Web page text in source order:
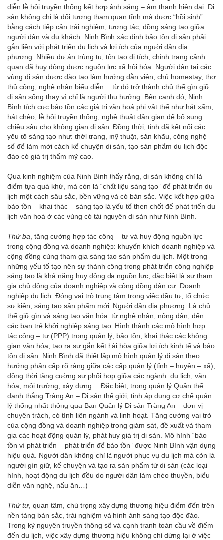
diễn lễ hội truyền thống kết hợp ánh sáng – âm thanh hiện đại. Di
sản không chỉ là đối tượng tham quan tĩnh mà được “hồi sinh”
bằng cách tiếp cận trải nghiệm, tương tác, đồng sáng tạo giữa
người dân và du khách. Ninh Bình xác định bảo tồn di sản phải
gắn liền với phát triển du lịch và lợi ích của người dân địa
phương. Nhiều dự án trùng tu, tôn tạo di tích, chỉnh trang cảnh
quan đã huy động được nguồn lực xã hội hóa. Người dân tại các
vùng di sản được đào tạo làm hướng dẫn viên, chủ homestay, thợ
thủ công, nghệ nhân biểu diễn… từ đó trở thành chủ thể gìn giữ
di sản sống thay vì chỉ là người thụ hưởng. Bên cạnh đó, Ninh
Bình tích cực bảo tồn các giá trị văn hoá phi vật thể như hát xẩm,
hát chèo, lễ hội truyền thống, nghệ thuật dân gian để bổ sung
chiều sâu cho không gian di sản. Đồng thời, tỉnh đã kết nối các
yếu tố sáng tạo như: thời trang, mỹ thuật, sân khấu, công nghệ
số để làm mới cách kể chuyện di sản, tạo sản phẩm du lịch độc
đáo có giá trị thẩm mỹ cao.
Qua kinh nghiệm của Ninh Bình thấy rằng, di sản không chỉ là
điểm tựa quá khứ, mà còn là “chất liệu sáng tạo” để phát triển du
lịch một cách sâu sắc, bền vững và có bản sắc. Việc kết hợp giữa
bảo tồn – khai thác – sáng tạo là yếu tố then chốt để phát triển du
lịch văn hoá ở các vùng có tài nguyên di sản như Ninh Bình.
Thứ ba, tăng cường hợp tác công – tư và huy động nguồn lực
trong cộng đồng và doanh nghiệp: khuyến khích doanh nghiệp và
cộng đồng cùng tham gia sáng tạo sản phẩm du lịch. Một trong
những yếu tố tạo nên sự thành công trong phát triển công nghiệp
sáng tạo là khả năng huy động đa nguồn lực, đặc biệt là sự tham
gia chủ động của doanh nghiệp và cộng đồng dân cư: Doanh
nghiệp du lịch: Đóng vai trò trung tâm trong việc đầu tư, tổ chức
sự kiện, sáng tạo sản phẩm mới. Người dân địa phương: Là chủ
thể giữ gìn và sáng tạo văn hóa: từ nghệ nhân, nông dân, đến
các bạn trẻ khởi nghiệp sáng tạo. Hình thành các mô hình hợp
tác công – tư (PPP) trong quản lý, bảo tồn, khai thác các không
gian văn hóa, tạo ra sự gắn kết hài hòa giữa lợi ích kinh tế và bảo
tồn di sản. Ninh Bình đã thiết lập mô hình quản lý di sản theo
hướng phân cấp rõ ràng giữa các cấp quản lý (tỉnh – huyện – xã),
đồng thời tăng cường sự phối hợp giữa các ngành: du lịch, văn
hóa, môi trường, xây dựng… Đặc biệt, trong quản lý Quần thể
danh thắng Tràng An – Di sản thế giới, tỉnh áp dụng cơ chế quản
lý thống nhất thông qua Ban Quản lý Di sản Tràng An – đơn vị
chuyên trách, có tính liên ngành và linh hoạt. Tăng cường vai trò
của cộng đồng và doanh nghiệp trong giám sát, đề xuất và tham
gia các hoạt động quản lý, phát huy giá trị di sản. Mô hình “bảo
tồn vì phát triển – phát triển để bảo tồn” được Ninh Bình vận dụng
hiệu quả. Người dân không chỉ là người phục vụ du lịch mà còn là
người gìn giữ, kể chuyện và tạo ra sản phẩm từ di sản (các loại
hình, hoạt động du lịch đều do người dân làm chèo thuyền, biểu
diễn văn nghệ, nấu ăn…)
Thứ tư, quan tâm, chú trọng xây dựng thương hiệu điểm đến trên
nền tảng bản sắc, trải nghiệm và hình ảnh sáng tạo độc đáo.
Trong kỷ nguyên truyền thông số và cạnh tranh toàn cầu về điểm
đến du lịch, việc xây dựng thương hiệu không chỉ dừng lại ở việc